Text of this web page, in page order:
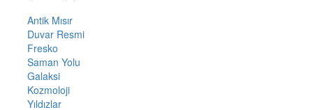
Antik Mısır
Duvar Resmi
Fresko
Saman Yolu
Galaksi
Kozmoloji
Yıldızlar